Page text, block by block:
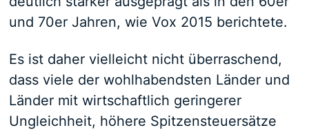
und 70er Jahren, wie Vox 2015 berichtete.
Es ist daher vielleicht nicht überraschend,
dass viele der wohlhabendsten Länder und
Länder mit wirtschaftlich geringerer
Ungleichheit, höhere Spitzensteuersätze